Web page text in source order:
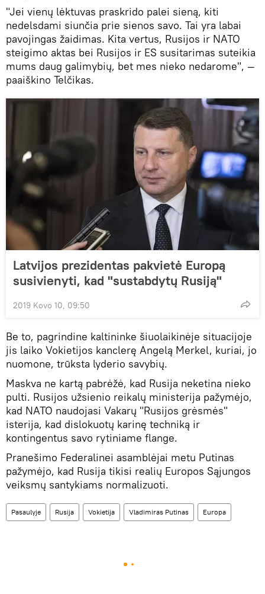
"Jei vienų lėktuvas praskrido palei sieną, kiti
nedelsdami siunčia prie sienos savo. Tai yra labai
pavojingas žaidimas. Kita vertus, Rusijos ir NATO
steigimo aktas bei Rusijos ir ES susitarimas suteikia
mums daug galimybių, bet mes nieko nedarome", —
paaiškino Telčikas.
Latvijos prezidentas pakvietė Europą
susivienyti, kad "sustabdytų Rusiją"
2019 Kovo 10, 09:50
Be to, pagrindine kaltininke šiuolaikinėje situacijoje
jis laiko Vokietijos kanclerę Angelą Merkel, kuriai, jo
nuomone, trūksta lyderio savybių.
Maskva ne kartą pabrėžė, kad Rusija neketina nieko
pulti. Rusijos užsienio reikalų ministerija pažymėjo,
kad NATO naudojasi Vakarų "Rusijos grėsmės"
isterija, kad dislokuotų karinę techniką ir
kontingentus savo rytiniame flange.
Pranešimo Federalinei asamblėjai metu Putinas
pažymėjo, kad Rusija tikisi realių Europos Sąjungos
veiksmų santykiams normalizuoti.
Pasaulyje Rusija Vokietija Vladimiras Putinas Europa